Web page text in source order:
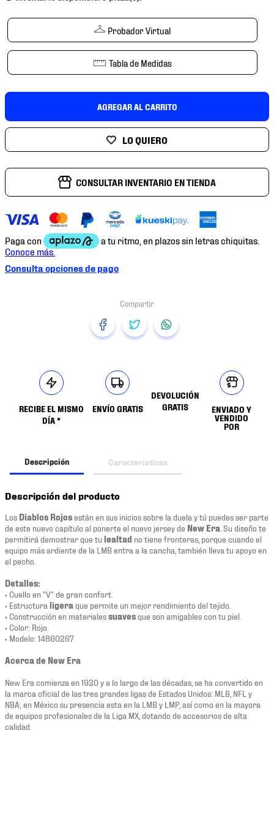
Probador Virtual
Tabla de Medidas
AGREGAR AL CARRITO
CONSULTAR INVENTARIO EN TIENDA
Consulta opciones de pago
RECIBE EL MISMO
DÍA *
ENVÍO GRATIS
DEVOLUCIÓN
GRATIS
ENVIADO Y
VENDIDO
POR
Descripción Características
Descripción del producto
Los Diablos Rojosestán en sus inicios sobre la duela y tú puedes ser parte
de este nuevo capítulo al ponerte el nuevo jersey de New Era . Su diseño te
permitirá demostrar que tu lealtad no tiene fronteras, porque cuando el
equipo más ardiente de la LMB entra a la cancha, también lleva tu apoyo en
el pecho.
Detalles:
• Cuello en "V" de gran confort.
• Estructura ligera que permite un mejor rendimiento del tejido.
• Construcción en materialessuavesque son amigables con tu piel.
• Color: Rojo.
• Modelo: 14860267
Acerca de New Era
New Era comienza en 1920 y a lo largo de las décadas, se ha convertido en
la marca oficial de las tres grandes ligas de Estados Unidos: MLB, NFL y
NBA; en México su presencia esta en la LMB y LMP, así como en la mayora
de equipos profesionales de la Liga MX, dotando de accesorios de alta
calidad.
9.
tenis niño